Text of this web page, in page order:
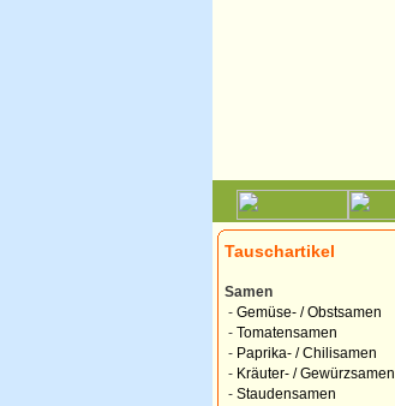
Tauschartikel
Samen
- Gemüse- / Obstsamen
- Tomatensamen
- Paprika- / Chilisamen
- Kräuter- / Gewürzsamen
- Staudensamen